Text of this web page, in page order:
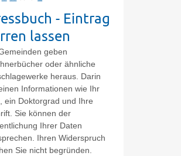
- Eintrag
lassen
geben
oder ähnliche
heraus. Darin
Informationen wie Ihr
ein Doktorgrad und Ihre
Sie können der
Ihrer Daten
Ihren Widerspruch
Sie nicht begründen.